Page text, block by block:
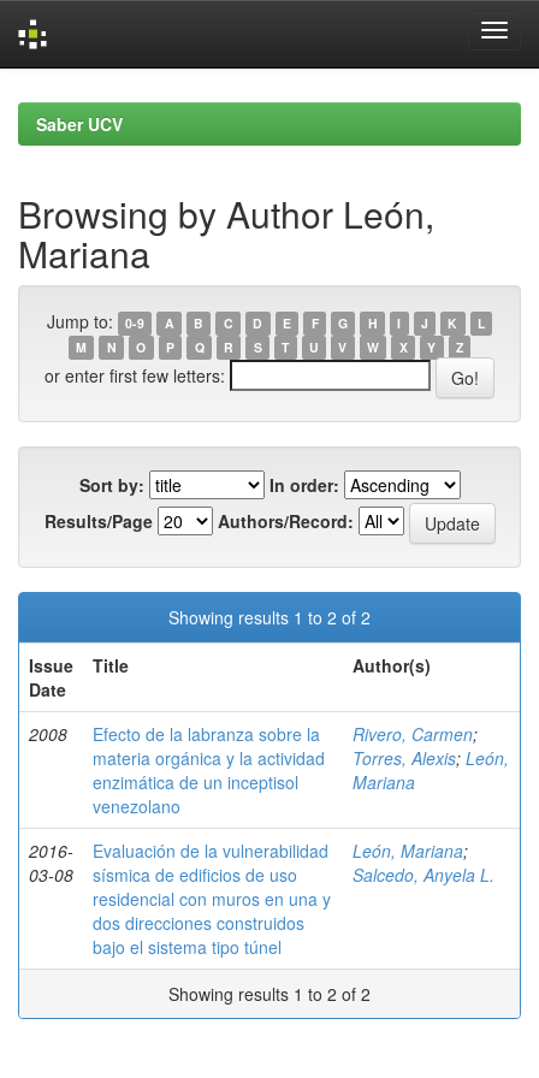
navigationSaber UCV
Browsing by Author León,
Mariana
Jump to: 0-9 A B C D E F G H I J K
L
M
N O P Q R S T U V W X Y Z
or enter first few letters:
Sort by:
In order:
Results/Page
Authors/Record:
Showing results 1 to 2 of 2
Issue
Date
Title Author(s)
2008
Efecto de la labranza sobre la
materia orgánica y la actividad
enzimática de un inceptisol
venezolano
Rivero, Carmen;
Torres, Alexis; León,
Mariana
2016-
03-08
Evaluación de la vulnerabilidad
sísmica de edificios de uso
residencial con muros en una y
dos direcciones construidos
bajo el sistema tipo túnel
León, Mariana;
Salcedo, Anyela L.
Showing results 1 to 2 of 2